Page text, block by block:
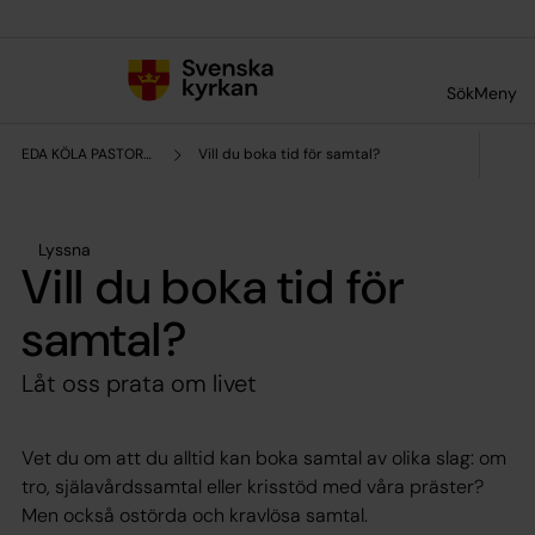
SökMeny
EDA KÖLA PASTORAT Vill du boka tid för samtal?
Lyssna
Vill du boka tid för
samtal?
Låt oss prata om livet
Vet du om att du alltid kan boka samtal av olika slag: om
tro, själavårdssamtal eller krisstöd med våra präster?
Men också ostörda och kravlösa samtal.